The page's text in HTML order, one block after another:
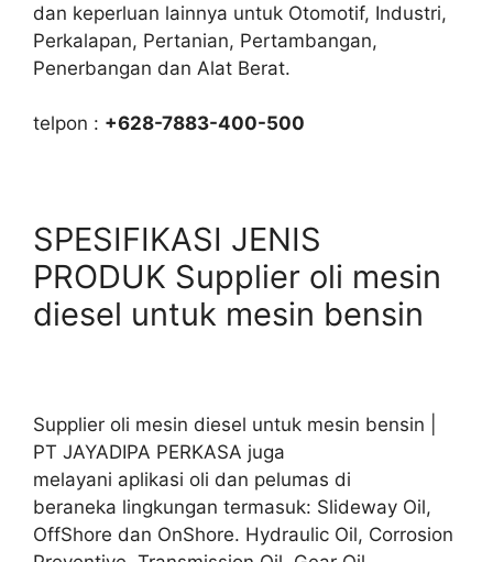
dan keperluan lainnya untuk Otomotif, Industri,
Perkalapan, Pertanian, Pertambangan,
Penerbangan dan Alat Berat.
telpon : +628-7883-400-500
SPESIFIKASI JENIS
PRODUK Supplier oli mesin
diesel untuk mesin bensin
Supplier oli mesin diesel untuk mesin bensin |
PT JAYADIPA PERKASA juga
melayani aplikasi oli dan pelumas di
beraneka lingkungan termasuk: Slideway Oil,
OffShore dan OnShore. Hydraulic Oil, Corrosion